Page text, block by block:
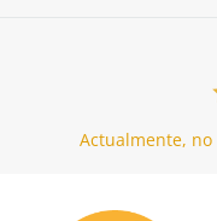
Actualmente,